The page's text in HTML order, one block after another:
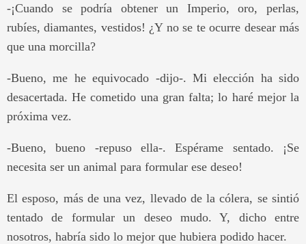
-¡Cuando se podría obtener un Imperio, oro, perlas,
rubíes, diamantes, vestidos! ¿Y no se te ocurre desear más
que una morcilla?
-Bueno, me he equivocado -dijo-. Mi elección ha sido
desacertada. He cometido una gran falta; lo haré mejor la
próxima vez.
-Bueno, bueno -repuso ella-. Espérame sentado. ¡Se
necesita ser un animal para formular ese deseo!
El esposo, más de una vez, llevado de la cólera, se sintió
tentado de formular un deseo mudo. Y, dicho entre
nosotros, habría sido lo mejor que hubiera podido hacer.